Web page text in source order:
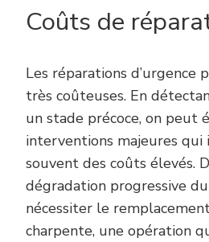
Coûts de
Les réparations d’urgence
très coûteuses. En
un stade précoce, on peut
interventions majeures
souvent des coûts élevés.
dégradation progressive
nécessiter le
charpente, une opération